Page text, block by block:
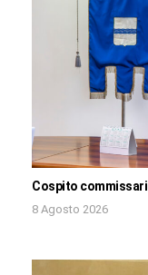
Cospito
8 Agosto 2026